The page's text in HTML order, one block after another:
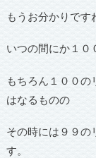
もうお分かりです
いつの間にか１０
もちろん１００
はなるものの
その時には９９の
す。